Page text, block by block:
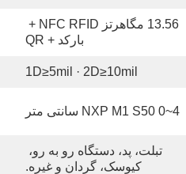
بارکد + QR
1D≥5mil · 2D≥10mil
NXP M1 S50 0~4 سانتی متر
کیوسک، گردان و غیره.